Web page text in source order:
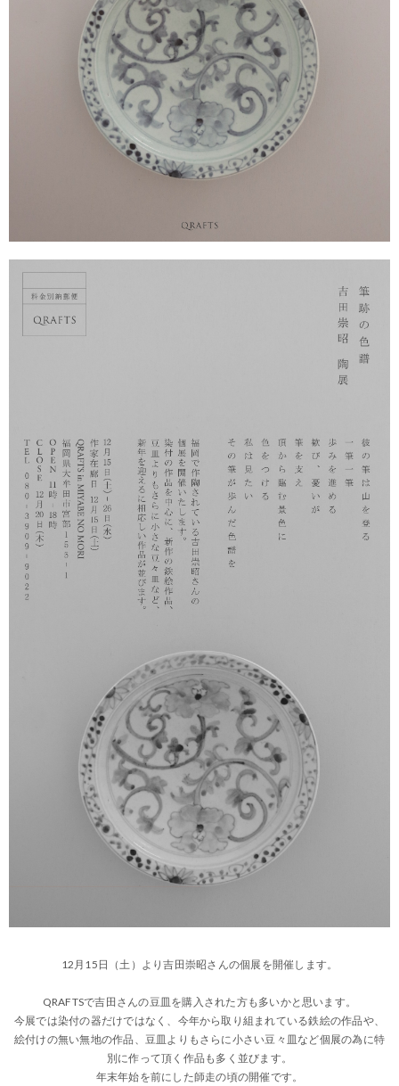
12月15日（土）より吉田崇昭さんの個展を開催します。
QRAFTSで吉田さんの豆皿を購入された方も多いかと思います。
今展では染付の器だけではなく、今年から取り組まれている鉄絵の作品や、
絵付けの無い無地の作品、豆皿よりもさらに小さい豆々皿など個展の為に特
別に作って頂く作品も多く並びます。
年末年始を前にした師走の頃の開催です。